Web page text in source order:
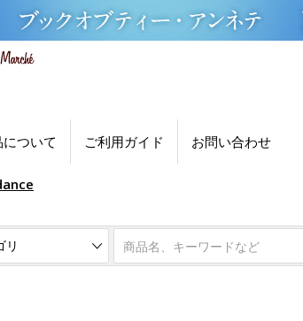
ついて ご利用ガイド お問い合わせ